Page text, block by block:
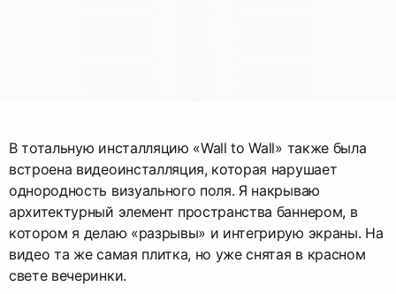
В тотальную инсталляцию «Wall to Wall» также была
встроена видеоинсталляция, которая нарушает
однородность визуального поля. Я накрываю
архитектурный элемент пространства баннером, в
котором я делаю «разрывы» и интегрирую экраны. На
видео та же самая плитка, но уже снятая в красном
свете вечеринки.